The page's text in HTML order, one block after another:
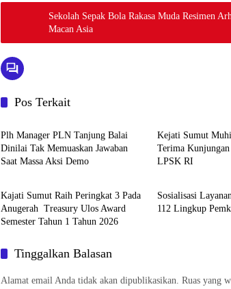
Sekolah Sepak Bola Rakasa Muda Resimen
Macan Asia
Pos Terkait
Berita
Plh Manager PLN Tanjung Balai
Dinilai Tak Memuaskan Jawaban
Saat Massa Aksi Demo
Kejati Sumut
Terima
LPSK RI
Kajati Sumut Raih Peringkat 3 Pada
Anugerah Treasury Ulos Award
Semester Tahun 1 Tahun 2026
Sosialisasi
112 Lingkup
Tinggalkan Balasan
Alamat email Anda tidak akan dipublikasikan. Ruas yang